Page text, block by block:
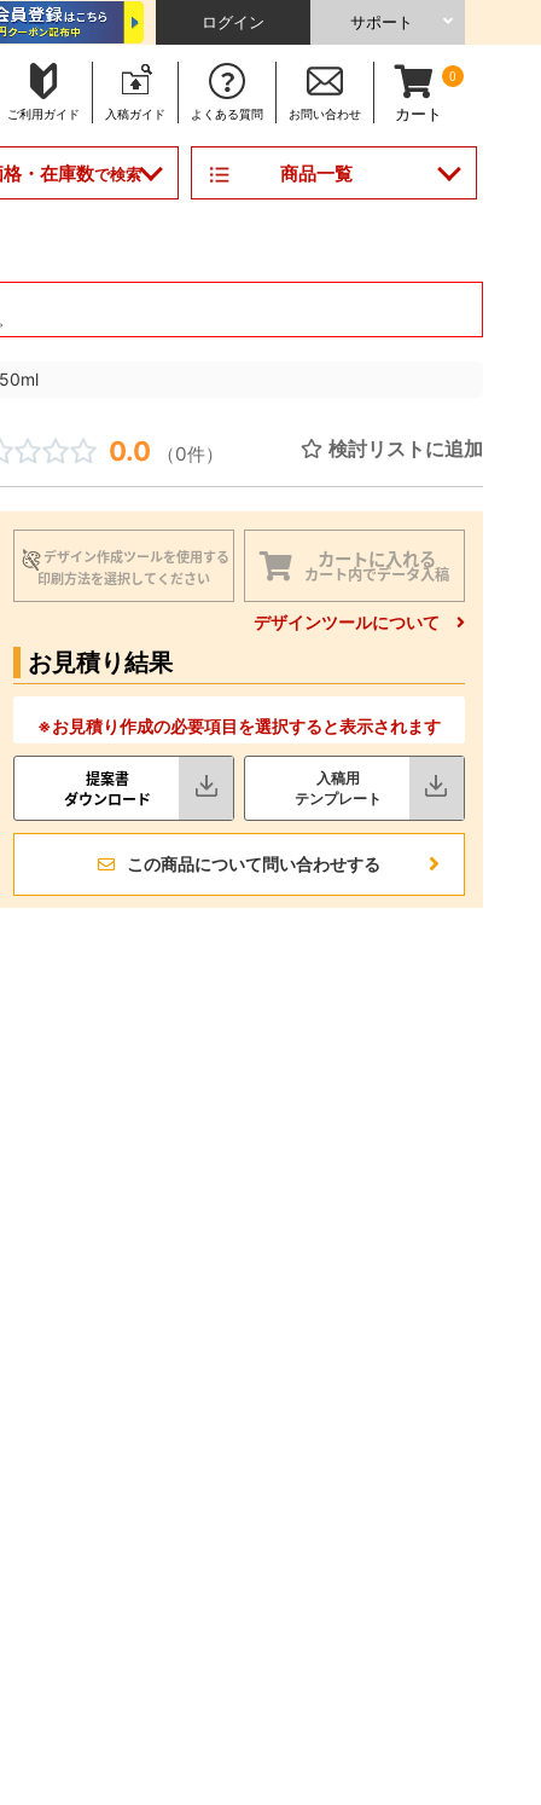
ログイン サポート
ご利用ガイド 入稿ガイド よくある質問 お問い合わせ
0
カート
・在庫数で検索 商品一覧
0.0 （0件） 検討リストに追加
デザイン作成ツールを使用する
印刷方法を選択してください
カートに入れる
カート内でデータ入稿
デザインツールについて
お見積り結果
※お見積り作成の必要項目を選択すると表示されます
提案書
ダウンロード
入稿用
テンプレート
この商品について問い合わせする